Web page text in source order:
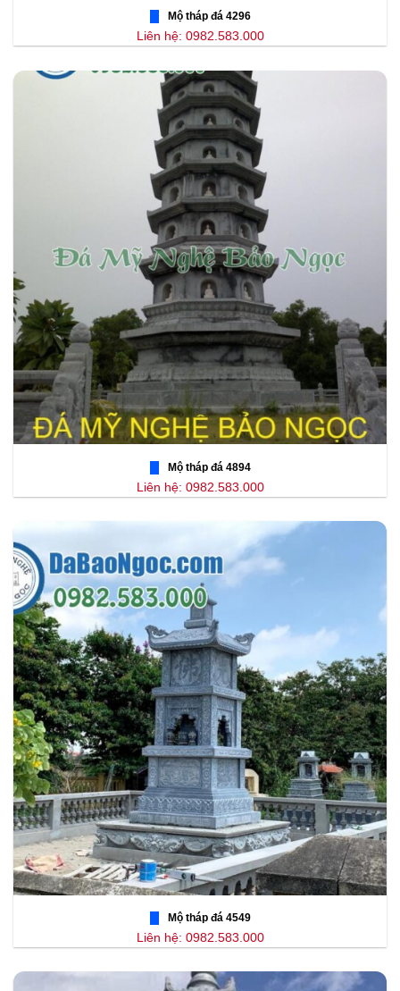
Mộ tháp đá 4296
Liên hệ: 0982.583.000
Mộ tháp đá 4894
Liên hệ: 0982.583.000
Mộ tháp đá 4549
Liên hệ: 0982.583.000